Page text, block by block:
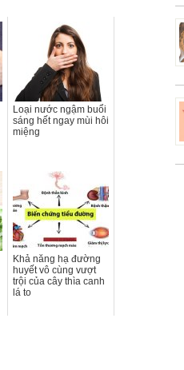
Loại nước ngậm buổi
sáng hết ngay mùi hôi
miệng
Khả năng hạ đường
huyết vô cùng vượt
trội của cây thìa canh
lá to